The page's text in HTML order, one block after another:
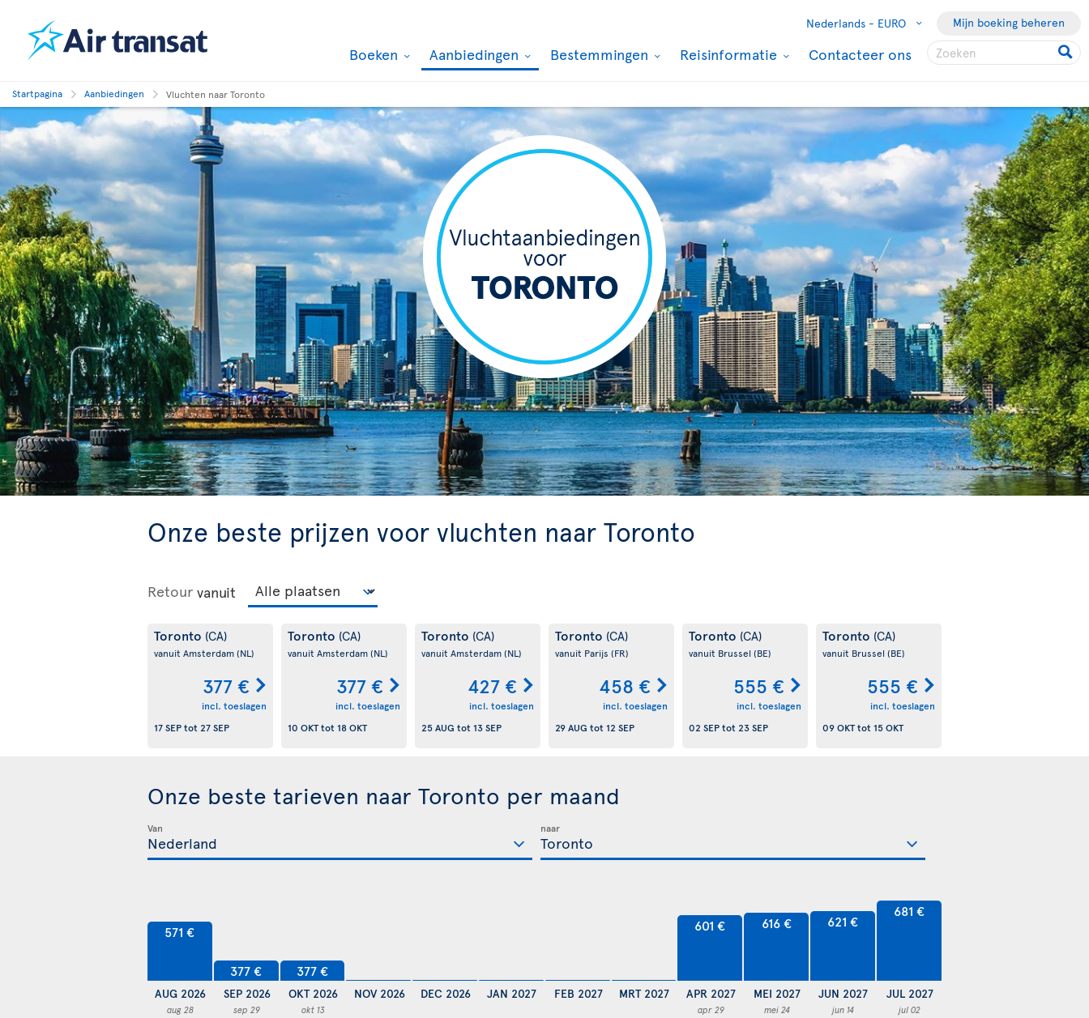
Nederlands - EURO Mijn boeking beheren
Boeken Aanbiedingen Bestemmingen Reisinformatie Contacteer ons
Startpagina Aanbiedingen Vluchten naar Toronto
Onze beste prijzen voor vluchten naar Toronto
Retour vanuit
Toronto (CA)
vanuit Amsterdam(NL)
377 €
incl. toeslagen
17 SEPtot 27 SEP
Toronto (CA)
vanuit Amsterdam(NL)
377 €
incl. toeslagen
10 OKTtot 18 OKT
Toronto (CA)
vanuit Amsterdam(NL)
427 €
incl. toeslagen
25 AUG tot 13 SEP
Toronto (CA)
vanuit Parijs (FR)
458 €
incl. toeslagen
29 AUG tot 12 SEP
Toronto (CA)
vanuit Brussel (BE)
555 €
incl. toeslagen
02 SEPtot 23 SEP
Toronto (CA)
vanuit Brussel (BE)
555 €
incl. toeslagen
09 OKTtot 15 OKT
Onze beste tarieven naar Toronto per maand
Van naar
571 €
AUG 2026
aug 28
377 €
SEP 2026
sep 29
377 €
OKT 2026
okt 13
NOV 2026 DEC 2026 JAN 2027 FEB 2027 MRT 2027
601 €
APR 2027
apr 29
616 €
MEI 2027
mei 24
621 €
JUN 2027
jun 14
681 €
JUL 2027
jul 02